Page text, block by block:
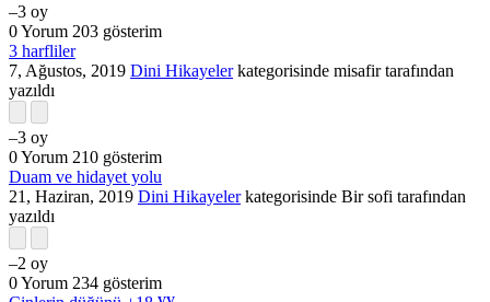
–3 oy
0Yorum 203 gösterim
3 harfliler
7, Ağustos, 2019 Dini Hikayelerkategorisinde misafir tarafından
yazıldı
–3 oy
0Yorum 210 gösterim
Duam ve hidayet yolu
21, Haziran, 2019 Dini Hikayelerkategorisinde Bir sofi tarafından
yazıldı
–2 oy
0Yorum 234 gösterim